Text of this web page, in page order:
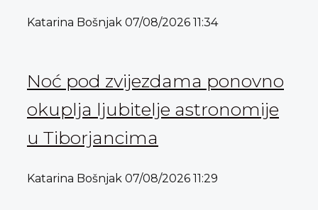
Katarina Bošnjak 07/08/2026 11:34
Noć pod zvijezdama ponovno
okuplja ljubitelje astronomije
u Tiborjancima
Katarina Bošnjak 07/08/2026 11:29